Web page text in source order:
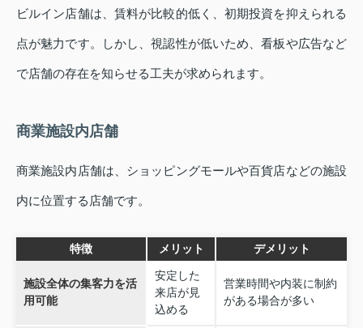
ビルイン店舗は、賃料が比較的低く、初期投資を抑えられる
点が魅力です。しかし、視認性が低いため、看板や広告など
で店舗の存在を知らせる工夫が求められます。
商業施設内店舗
商業施設内店舗は、ショッピングモールや百貨店などの施設
内に位置する店舗です。
特徴 メリット デメリット
施設全体の集客力を活
用可能
安定した
来店が見
込める
営業時間や内装に制約
がある場合が多い